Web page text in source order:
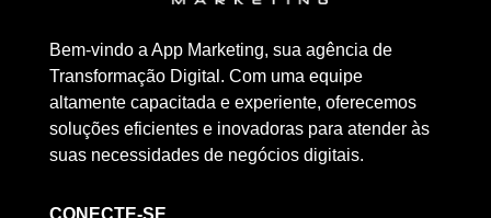
Bem-vindo a App Marketing, sua agência de
Transformação Digital. Com uma equipe
altamente capacitada e experiente, oferecemos
soluções eficientes e inovadoras para atender às
suas necessidades de negócios digitais.